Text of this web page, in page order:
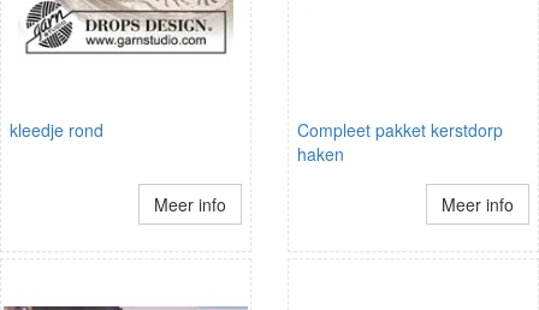
kleedje rond
Meer info
Compleet pakket kerstdorp
haken
Meer info